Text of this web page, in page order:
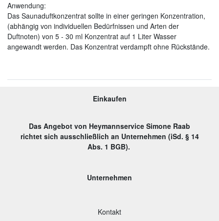
Anwendung:
Das Saunaduftkonzentrat sollte in einer geringen Konzentration,
(abhängig von individuellen Bedürfnissen und Arten der
Duftnoten) von 5 - 30 ml Konzentrat auf 1 Liter Wasser
angewandt werden. Das Konzentrat verdampft ohne Rückstände.
Einkaufen
Das Angebot von Heymannservice Simone Raab
richtet sich ausschließlich an Unternehmen (iSd. § 14
Abs. 1 BGB).
Unternehmen
Kontakt